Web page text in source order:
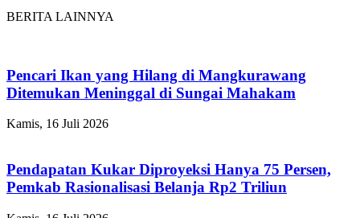
BERITA LAINNYA
Pencari Ikan yang Hilang di Mangkurawang
Ditemukan Meninggal di Sungai Mahakam
Kamis, 16 Juli 2026
Pendapatan Kukar Diproyeksi Hanya 75 Persen,
Pemkab Rasionalisasi Belanja Rp2 Triliun